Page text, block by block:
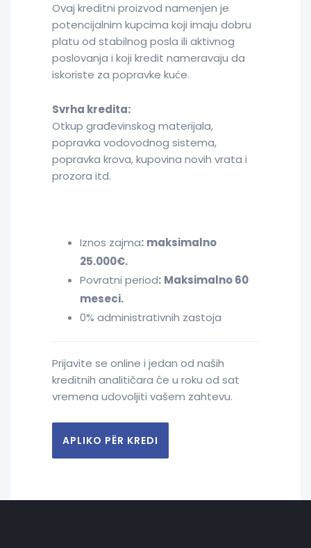
Ovaj kreditni proizvod namenjen je
potencijalnim kupcima koji imaju dobru
platu od stabilnog posla ili aktivnog
poslovanja i koji kredit nameravaju da
iskoriste za popravke kuće.
Svrha kredita:
Otkup građevinskog materijala,
popravka vodovodnog sistema,
popravka krova, kupovina novih vrata i
prozora itd.
Iznos zajma: maksimalno
25.000€.
Povratni period: Maksimalno 60
meseci.
0% administrativnih zastoja
Prijavite se online i jedan od naših
kreditnih analitičara će u roku od sat
vremena udovoljiti vašem zahtevu.
APLIKO PËR KREDI